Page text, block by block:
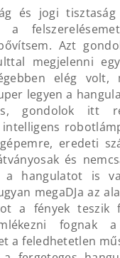
és jogi
a
Azt
megjelenni
elég volt,
legyen a
gondolok itt
eredeti
és
hangulatot is
megaDJa az
a fények teszik
fognak
a feledhetetlen